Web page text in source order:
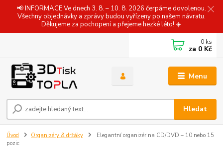
📢 INFORMACE Ve dnech 3. 8. – 10. 8. 2026 čerpáme dovolenou.
Všechny objednávky a zprávy budou vyřízeny po našem návratu.
Děkujeme za pochopení a přejeme hezké léto! ☀️
Menu
Hledat
0 ks
za 0 Kč
Úvod Organizéry & držáky
Elegantní organizér na CD/DVD – 10 nebo 15
pozic